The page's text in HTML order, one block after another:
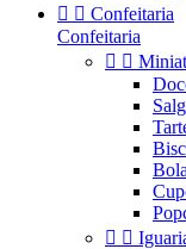
  Confeitaria
Confeitaria
 
 